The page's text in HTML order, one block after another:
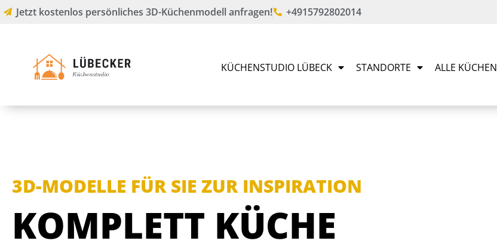
Jetzt kostenlos persönliches 3D-Küchenmodell anfragen! +4915792802014
KÜCHENSTUDIO LÜBECK STANDORTE ALLE KÜCHEN
3D-MODELLE FÜR SIE ZUR INSPIRATION
KOMPLETT KÜCHE